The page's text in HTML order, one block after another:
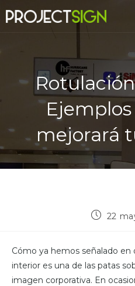
mejorará
22
Cómo ya hemos señalado en
interior es una de las patas
imagen corporativa. En